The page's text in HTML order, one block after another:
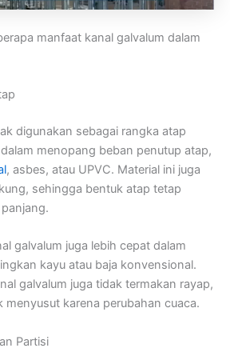
manfaat kanal galvalum dalam
digunakan sebagai rangka atap
menopang beban penutup atap,
, asbes, atau UPVC. Material ini juga
sehingga bentuk atap tetap
galvalum juga lebih cepat dalam
kayu atau baja konvensional.
galvalum juga tidak termakan rayap,
menyusut karena perubahan cuaca.
Partisi